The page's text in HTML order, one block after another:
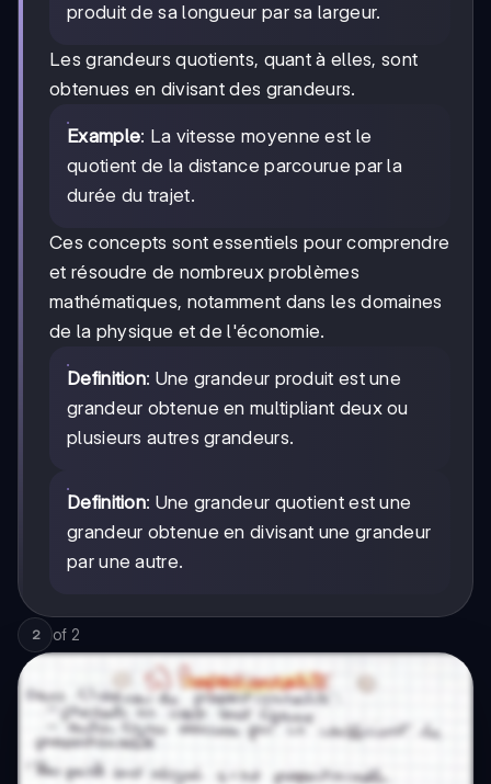
produit de sa longueur par sa largeur.
Les grandeurs quotients, quant à elles, sont
obtenues en divisant des grandeurs.
Example: La vitesse moyenne est le
quotient de la distance parcourue par la
durée du trajet.
Ces concepts sont essentiels pour comprendre
et résoudre de nombreux problèmes
mathématiques, notamment dans les domaines
de la physique et de l'économie.
Definition: Une grandeur produit est une
grandeur obtenue en multipliant deux ou
plusieurs autres grandeurs.
Definition: Une grandeur quotient est une
grandeur obtenue en divisant une grandeur
par une autre.
2 of 2